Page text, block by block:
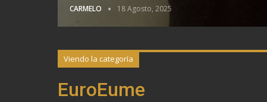
CARMELO 18 Agosto, 2025
Viendo la categoría
EuroEume